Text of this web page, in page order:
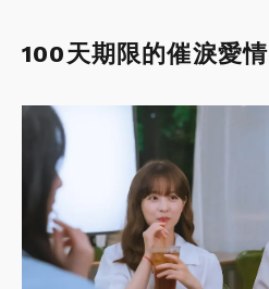
100天期限的催淚愛情